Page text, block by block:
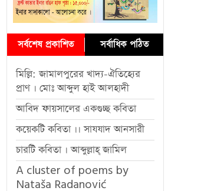
সর্বশেষ প্রকাশিত সর্বাধিক পঠিত
মিল্লি: জামালপুরের খাদ্য-ঐতিহ্যের
প্রাণ । মোঃ আব্দুল হাই আলহাদী
আবিদ ফায়সালের একগুচ্ছ কবিতা
কয়েকটি কবিতা ।। সাযযাদ আনসারী
চারটি কবিতা । আব্দুল্লাহ্ জামিল
A cluster of poems by
Nataša Radanović